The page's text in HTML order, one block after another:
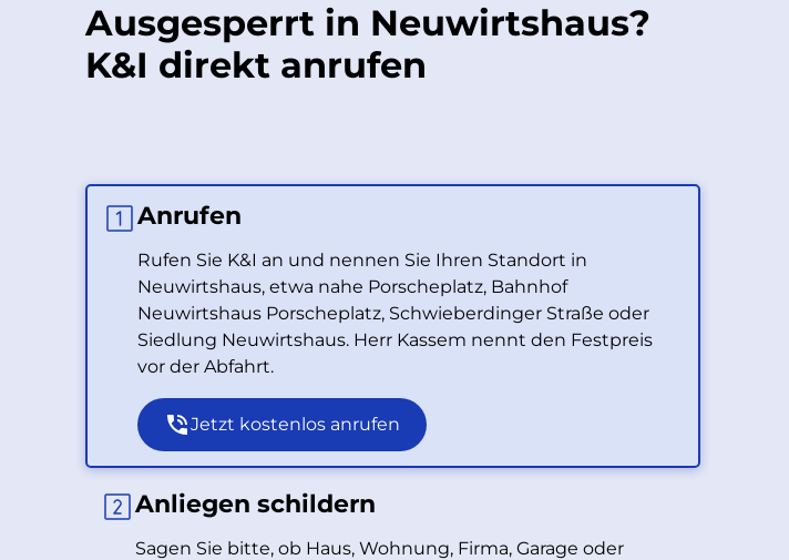
Ausgesperrt in Neuwirtshaus?
K&I direkt anrufen
Anrufen
Rufen Sie K&I an und nennen Sie Ihren Standort in
Neuwirtshaus, etwa nahe Porscheplatz, Bahnhof
Neuwirtshaus Porscheplatz, Schwieberdinger Straße oder
Siedlung Neuwirtshaus. Herr Kassem nennt den Festpreis
vor der Abfahrt.
Jetzt kostenlos anrufen
Anliegen schildern
Sagen Sie bitte, ob Haus, Wohnung, Firma, Garage oder